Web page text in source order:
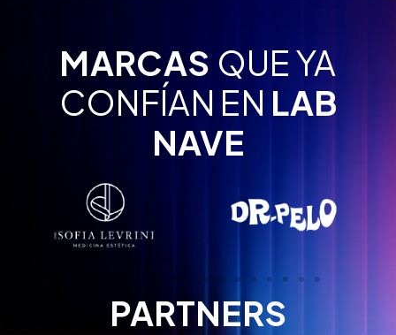
MARCAS QUE YA
CONFÍAN EN LAB
NAVE
PARTNERS